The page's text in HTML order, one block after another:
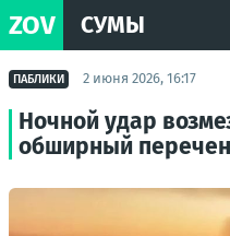
ZOV СУМЫ
ПАБЛИКИ 2 июня 2026, 16:17
Ночной удар
обширный